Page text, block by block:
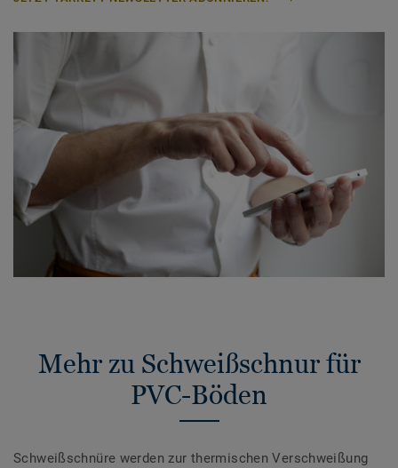
Mehr zu Schweißschnur für
PVC-Böden
Schweißschnüre werden zur thermischen Verschweißung